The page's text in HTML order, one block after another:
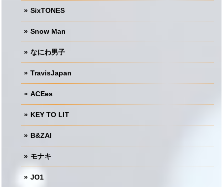
SixTONES
Snow Man
なにわ男子
TravisJapan
ACEes
KEY TO LIT
B&ZAI
モナキ
JO1